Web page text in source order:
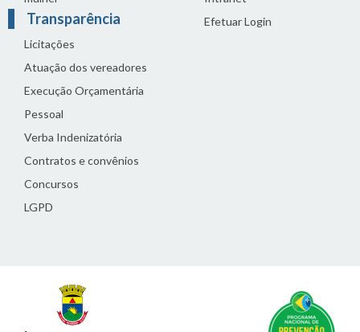
Transparência
Licitações
Atuação dos vereadores
Execução Orçamentária
Pessoal
Verba Indenizatória
Contratos e convênios
Concursos
LGPD
Efetuar Login